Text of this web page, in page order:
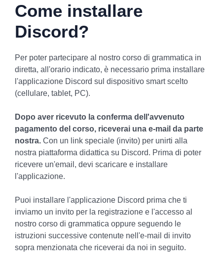
Come installare
Discord?
Per poter partecipare al nostro corso di grammatica in
diretta, all'orario indicato, è necessario prima installare
l'applicazione Discord sul dispositivo smart scelto
(cellulare, tablet, PC).
Dopo aver ricevuto la conferma dell'avvenuto
pagamento del corso, riceverai una e-mail da parte
nostra. Con un link speciale (invito) per unirti alla
nostra piattaforma didattica su Discord. Prima di poter
ricevere un'email, devi scaricare e installare
l'applicazione.
Puoi installare l'applicazione Discord prima che ti
inviamo un invito per la registrazione e l'accesso al
nostro corso di grammatica oppure seguendo le
istruzioni successive contenute nell'e-mail di invito
sopra menzionata che riceverai da noi in seguito.